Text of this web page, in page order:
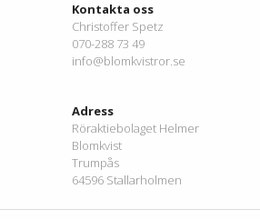
Kontakta oss
Christoffer Spetz
070-288 73 49
info@blomkvistror.se
Adress
Röraktiebolaget Helmer
Blomkvist
Trumpås
64596 Stallarholmen